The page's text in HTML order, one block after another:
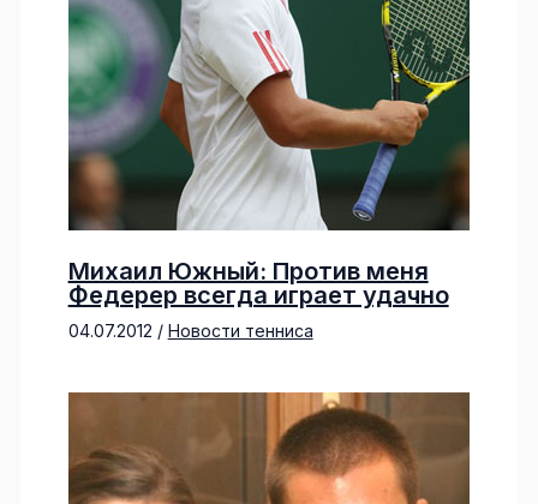
Михаил Южный: Против меня
Федерер всегда играет удачно
04.07.2012 / Новости тенниса